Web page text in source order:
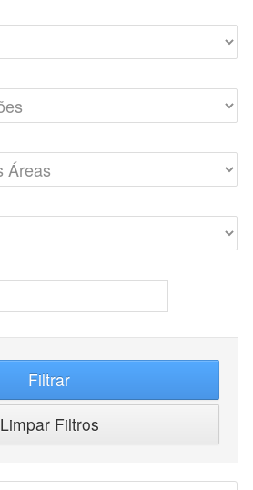
Filtrar
Limpar Filtros